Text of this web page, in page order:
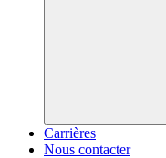
Carrières
Nous contacter